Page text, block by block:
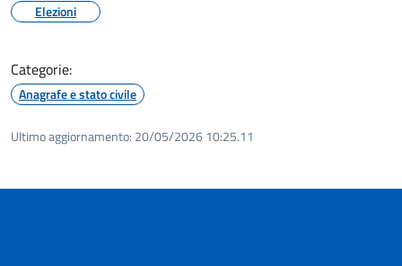
Elezioni
Categorie:
Anagrafe e stato civile
Ultimo aggiornamento: 20/05/2026 10:25.11